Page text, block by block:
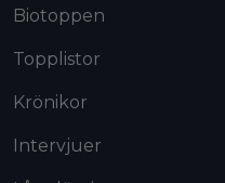
Biotoppen
Topplistor
Krönikor
Intervjuer